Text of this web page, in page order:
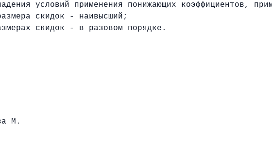
условий применения понижающих коэффициентов,
скидок - наивысший;
скидок - в разовом порядке.
М.